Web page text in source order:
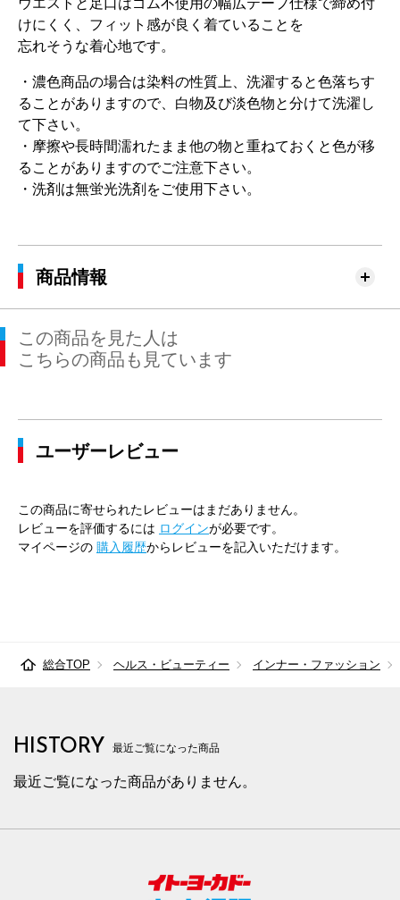
ウエストと足口はゴム不使用の幅広テープ仕様で締め付
けにくく、フィット感が良く着ていることを
忘れそうな着心地です。
・濃色商品の場合は染料の性質上、洗濯すると色落ちす
ることがありますので、白物及び淡色物と分けて洗濯し
て下さい。
・摩擦や長時間濡れたまま他の物と重ねておくと色が移
ることがありますのでご注意下さい。
・洗剤は無蛍光洗剤をご使用下さい。
商品情報
この商品を見た人は
こちらの商品も見ています
ユーザーレビュー
この商品に寄せられたレビューはまだありません。
レビューを評価するには ログインが必要です。
マイページの 購入履歴からレビューを記入いただけます。
総合TOP ヘルス・ビューティー インナー・ファッション
HISTORY 最近ご覧になった商品
最近ご覧になった商品がありません。